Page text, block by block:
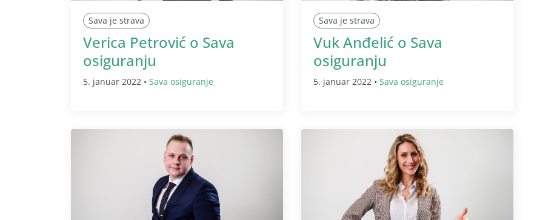
Sava je strava
Verica Petrović o Sava
osiguranju
5. januar 2022 • Sava osiguranje
Sava je strava
Vuk Anđelić o Sava
osiguranju
5. januar 2022 • Sava osiguranje